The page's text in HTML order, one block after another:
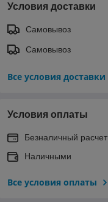
Условия доставки
Самовывоз
Самовывоз
Все условия доставки
Условия оплаты
Безналичный расчет
Наличными
Все условия оплаты